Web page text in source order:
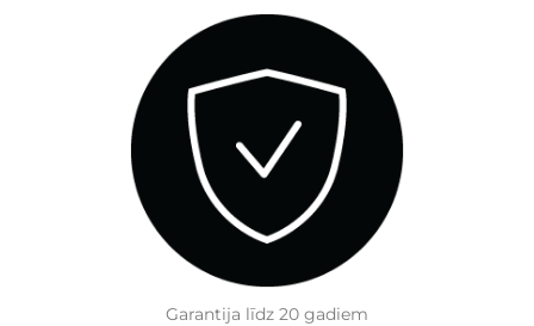
Garantija līdz 20 gadiem